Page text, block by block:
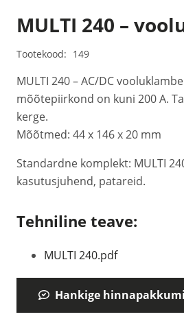
MULTI 240 –
Tootekood: 149
MULTI 240 – AC/DC
mõõtepiirkond on kuni 200 A.
kerge.
Mõõtmed: 44 x 146 x 20 mm
Standardne komplekt: MULTI
kasutusjuhend, patareid.
Tehniline teave:
MULTI 240.pdf
Hankige